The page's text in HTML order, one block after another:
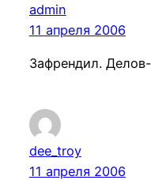
admin
11 апреля 2006
Зафрендил.
dee_troy
11 апреля 2006